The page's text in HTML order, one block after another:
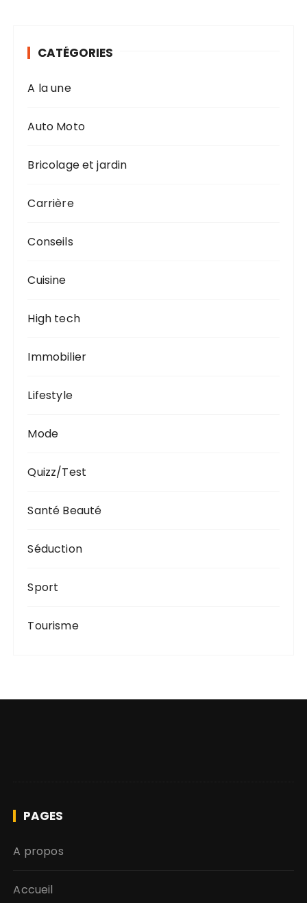
CATÉGORIES
A la une
Auto Moto
Bricolage et jardin
Carrière
Conseils
Cuisine
High tech
Immobilier
Lifestyle
Mode
Quizz/Test
Santé Beauté
Séduction
Sport
Tourisme
PAGES
A propos
Accueil